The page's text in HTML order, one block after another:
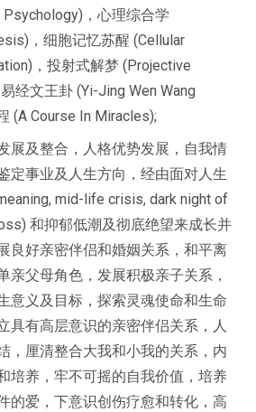
，心理综合学
，细胞记忆苏醒 (Cellular
，投射式解梦 (Projective
经文王卦 (Yi-Jing Wen Wang
(A Course In Miracles);
展及整合，人格优势发展，自我情
定事业及人生方向，经由面对人生
mid-life crisis, dark night of
和抑郁低潮及彻底绝望来成长并
良好亲密伴侣和婚姻关系，和平离
亲父母角色，发展积极亲子关系，
意义及目标，探索灵魂使命和生命
具有高层意识的亲密伴侣关系，人
，厘清整合大我和小我的关系，内
培养，牢不可摇的自我价值，培养
的爱，下意识创伤疗愈和转化，高